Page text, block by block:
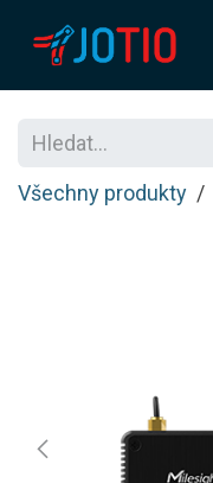
Všechny produkty